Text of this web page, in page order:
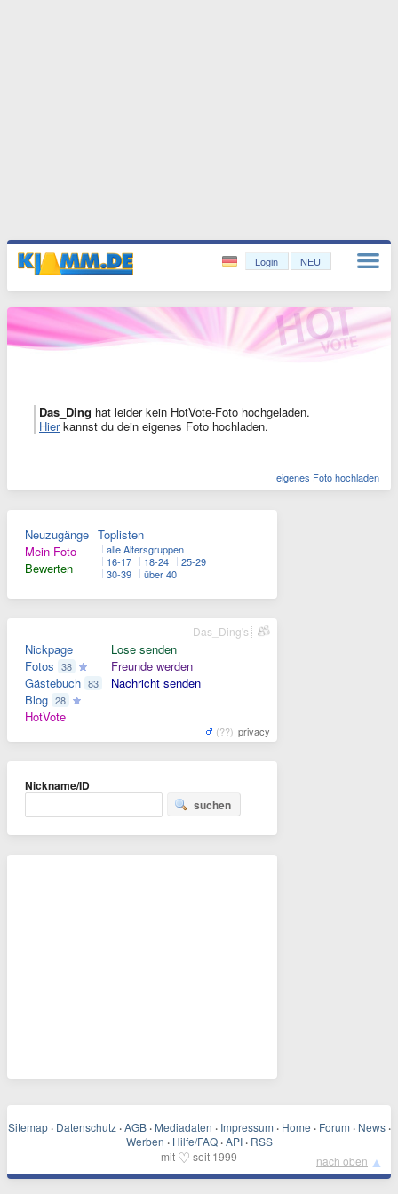
Login NEU
Das_Ding hat leider kein HotVote-Foto hochgeladen.
Hierkannst du dein eigenes Foto hochladen.
eigenes Foto hochladen
Neuzugänge
Mein Foto
Bewerten
Toplisten
alle Altersgruppen
16-17
18-24
25-29
30-39
über 40
Nickpage
Fotos 38
Gästebuch 83
Blog 28
HotVote
Lose senden
Freunde werden
Nachricht senden
(??) privacy
Das_Ding's
Nickname/ID
suchen
Sitemap · Datenschutz · AGB · Mediadaten · Impressum · Home · Forum · News ·
Werben · Hilfe/FAQ · API · RSS
mit ♡ seit 1999 nach oben ▲